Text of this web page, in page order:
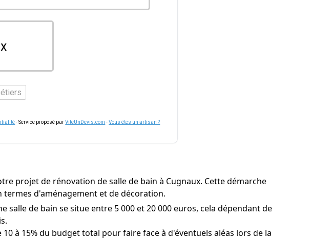
- Service proposé parViteUnDevis.com -Vous êtes un artisan ?
projet de rénovation de salle de bain à Cugnaux. Cette démarche
d'aménagement et de décoration.
de bain se situe entre 5 000 et 20 000 euros, cela dépendant de
à 15% du budget total pour faire face à d'éventuels aléas lors de la